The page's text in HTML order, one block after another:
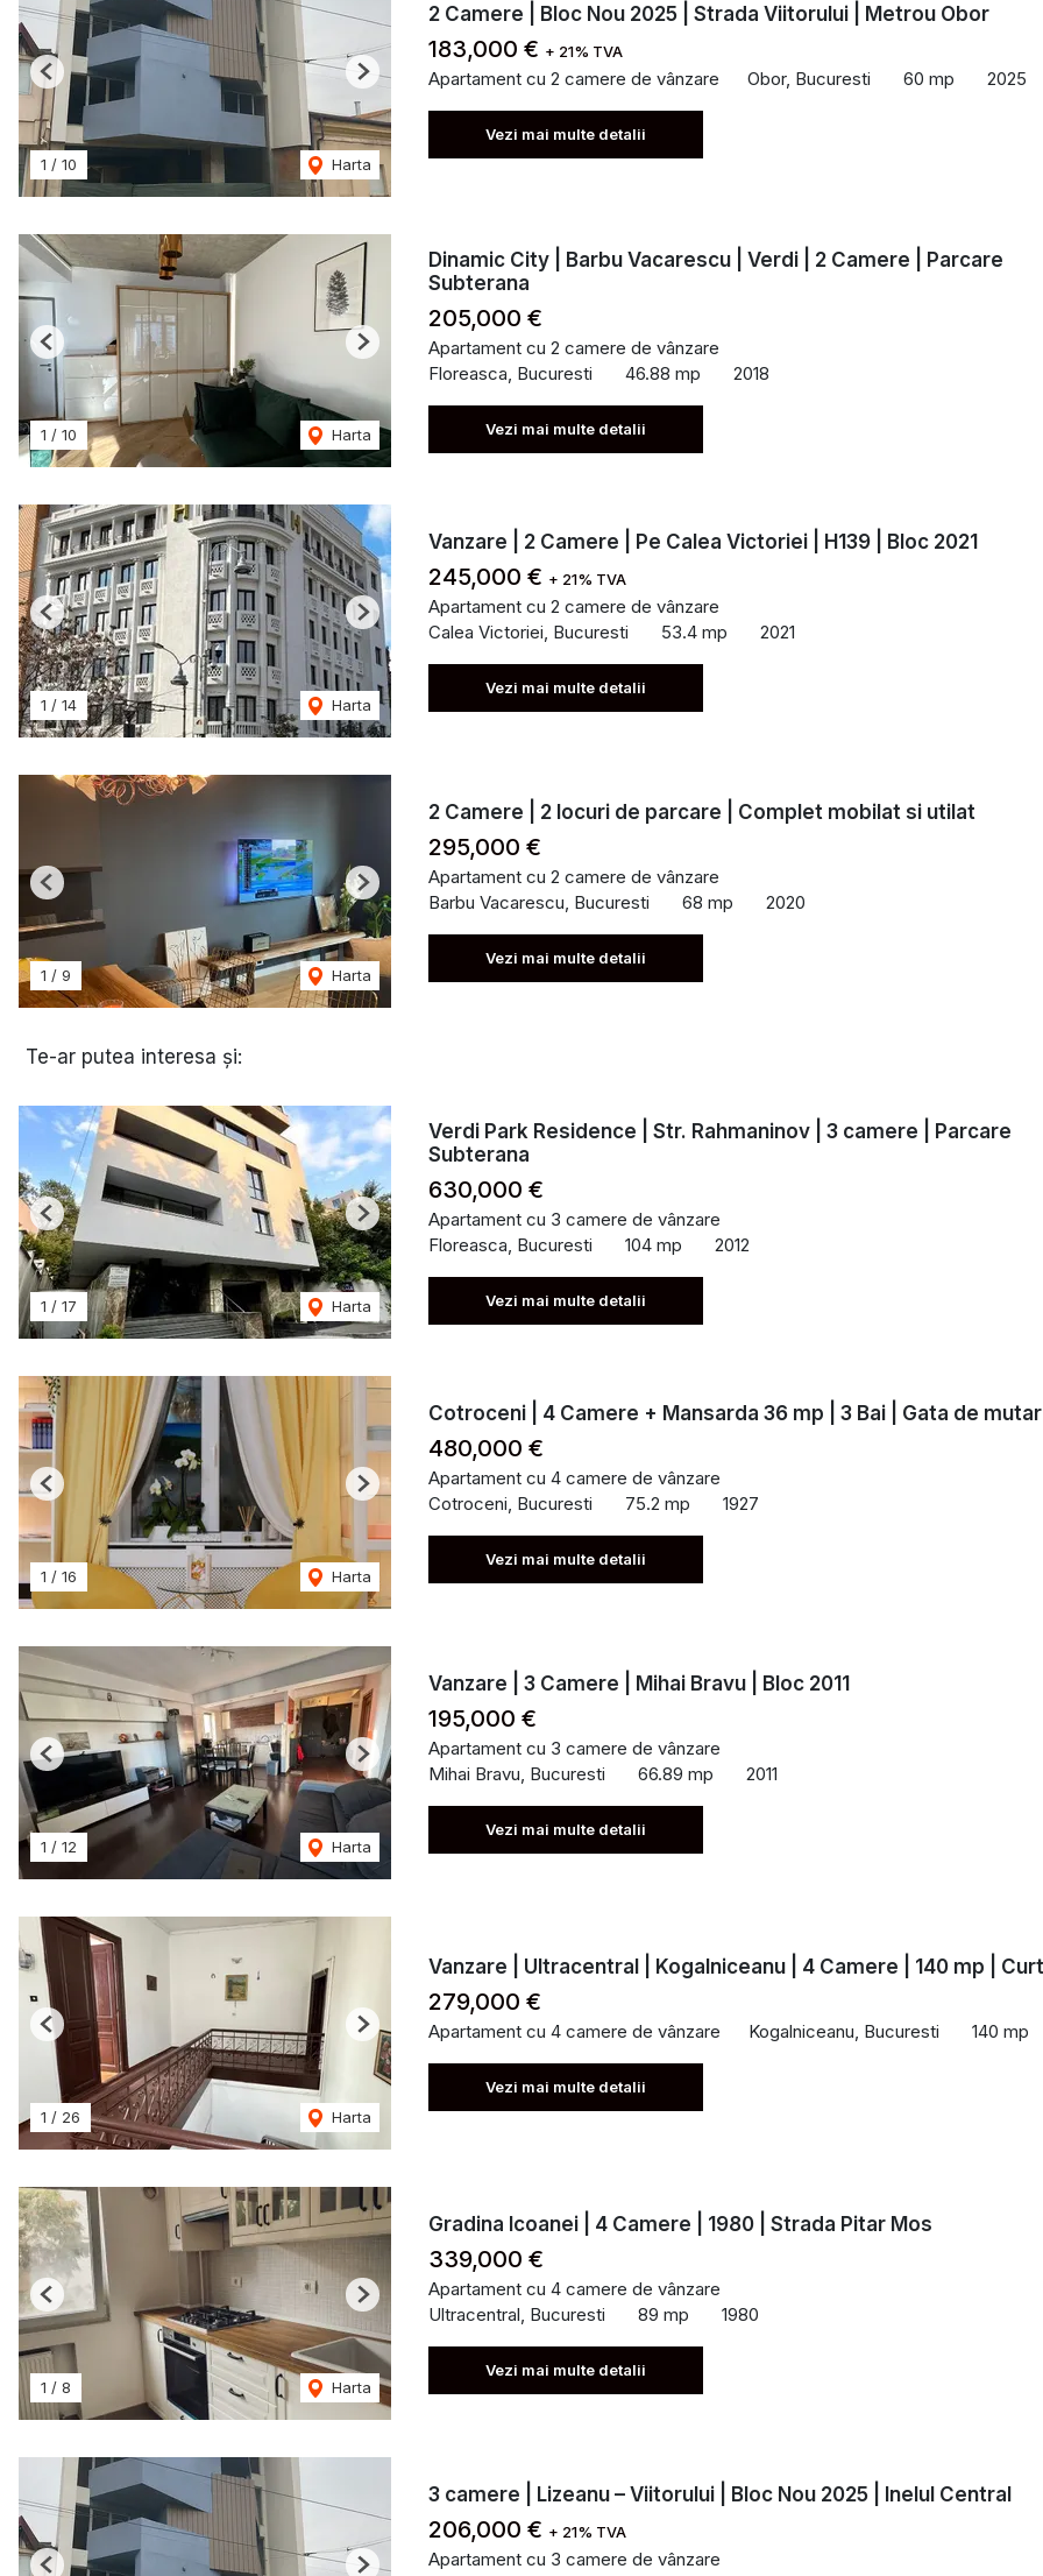
1 / 10 Harta
Previous Next
2 Camere | Bloc Nou 2025 | Strada Viitorului | Metrou Obor
183,000 € + 21% TVA
Apartament cu 2 camere de vânzare Obor, Bucuresti 60 mp 2025
Vezi mai multe detalii
1 / 10 Harta
Previous Next
Dinamic City | Barbu Vacarescu | Verdi | 2 Camere | Parcare
Subterana
205,000 €
Apartament cu 2 camere de vânzare
Floreasca, Bucuresti
46.88 mp 2018
Vezi mai multe detalii
1 / 14 Harta
Previous Next
Vanzare | 2 Camere | Pe Calea Victoriei | H139 | Bloc 2021
245,000 € + 21% TVA
Apartament cu 2 camere de vânzare
Calea Victoriei, Bucuresti
53.4 mp 2021
Vezi mai multe detalii
1 / 9 Harta
Previous Next
2 Camere | 2 locuri de parcare | Complet mobilat si utilat
295,000 €
Apartament cu 2 camere de vânzare
Barbu Vacarescu, Bucuresti
68 mp 2020
Vezi mai multe detalii
Te-ar putea interesa și:
1 / 17 Harta
Previous Next
Verdi Park Residence | Str. Rahmaninov | 3 camere | Parcare
Subterana
630,000 €
Apartament cu 3 camere de vânzare
Floreasca, Bucuresti
104 mp 2012
Vezi mai multe detalii
1 / 16 Harta
Previous Next
Cotroceni | 4 Camere + Mansarda 36 mp | 3 Bai | Gata de
480,000 €
Apartament cu 4 camere de vânzare
Cotroceni, Bucuresti
75.2 mp 1927
Vezi mai multe detalii
1 / 12 Harta
Previous Next
Vanzare | 3 Camere | Mihai Bravu | Bloc 2011
195,000 €
Apartament cu 3 camere de vânzare
Mihai Bravu, Bucuresti
66.89 mp 2011
Vezi mai multe detalii
1 / 26 Harta
Previous Next
Vanzare | Ultracentral | Kogalniceanu | 4 Camere | 140 mp |
279,000 €
Apartament cu 4 camere de vânzare Kogalniceanu, Bucuresti 140 mp
Vezi mai multe detalii
1 / 8 Harta
Previous Next
Gradina Icoanei | 4 Camere | 1980 | Strada Pitar Mos
339,000 €
Apartament cu 4 camere de vânzare
Ultracentral, Bucuresti
89 mp 1980
Vezi mai multe detalii
3 camere | Lizeanu – Viitorului | Bloc Nou 2025 | Inelul Central
206,000 € + 21% TVA
Apartament cu 3 camere de vânzare